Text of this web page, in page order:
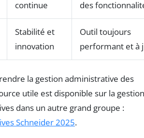
continue
des
Stabilité et
innovation
Outil toujours
performant et à
la gestion administrative des
utile est disponible sur la
dans un autre grand groupe :
Schneider 2025.